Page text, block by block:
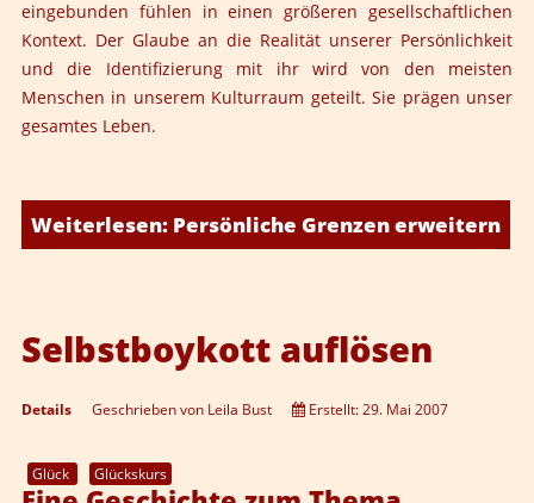
eingebunden fühlen in einen größeren gesellschaftlichen
Kontext. Der Glaube an die Realität unserer Persönlichkeit
und die Identifizierung mit ihr wird von den meisten
Menschen in unserem Kulturraum geteilt. Sie prägen unser
gesamtes Leben.
Weiterlesen: Persönliche Grenzen erweitern
Selbstboykott auflösen
Details Geschrieben von Leila Bust Erstellt: 29. Mai 2007
Glück Glückskurs